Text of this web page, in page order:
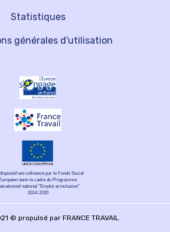
Statistiques
générales d'utilisation
est cofinancé par le Fonds Social
Européen dans le cadre du Programme
national "Emploi et inclusion"
2014-2020
© propulsé par FRANCE TRAVAIL